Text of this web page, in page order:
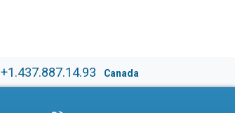
+1.437.887.14.93 Canada